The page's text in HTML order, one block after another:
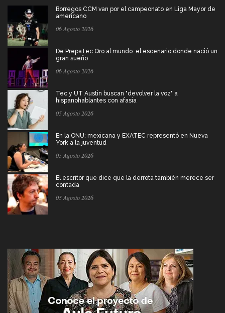
Borregos CCM van por el campeonato en Liga Mayor de
americano
06 Agosto 2026
De PrepaTec Qro al mundo: el escenario donde nació un
gran sueño
06 Agosto 2026
Tec y UT Austin buscan "devolver la voz" a
hispanohablantes con afasia
05 Agosto 2026
En la ONU: mexicana y EXATEC representó en Nueva
York a la juventud
05 Agosto 2026
El escritor que dice que la derrota también merece ser
contada
05 Agosto 2026